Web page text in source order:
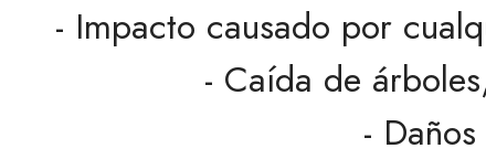
- Impacto causado por
- Caída de
-